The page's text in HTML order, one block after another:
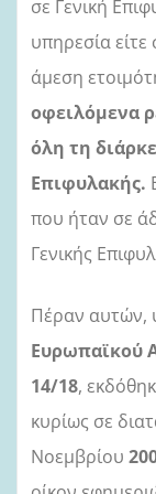
σε Γενική
υπηρεσία είτε
άμεση
οφειλόμενα
όλη τη
Επιφυλακής.
που ήταν σε
Γενικής
Πέραν αυτών,
Ευρωπαϊκού
14/18,
κυρίως σε
Νοεμβρίου